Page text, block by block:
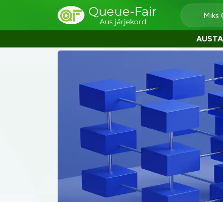
Queue-Fair
Aus järjekord
Miks